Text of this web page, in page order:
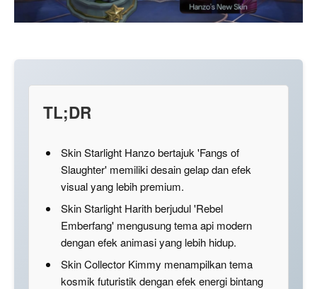
TL;DR
Skin Starlight Hanzo bertajuk 'Fangs of
Slaughter' memiliki desain gelap dan efek
visual yang lebih premium.
Skin Starlight Harith berjudul 'Rebel
Emberfang' mengusung tema api modern
dengan efek animasi yang lebih hidup.
Skin Collector Kimmy menampilkan tema
kosmik futuristik dengan efek energi bintang